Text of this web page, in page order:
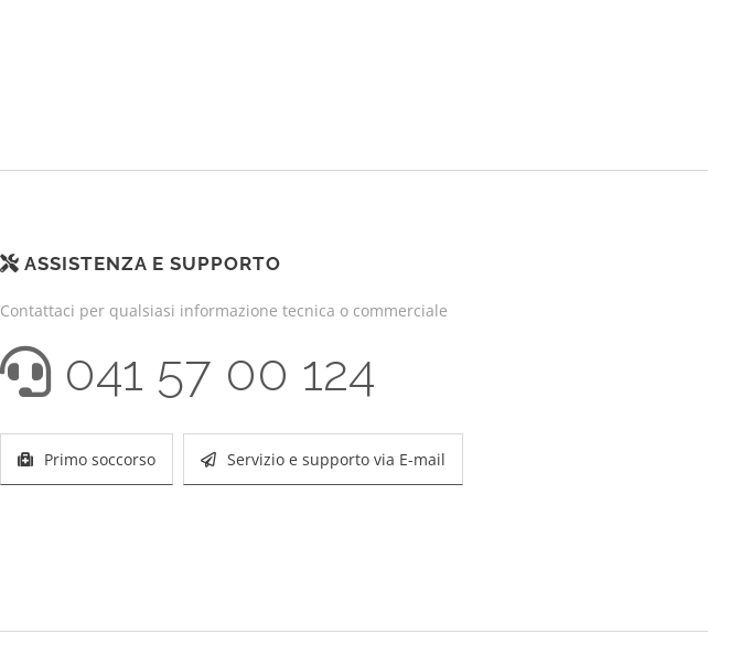
ASSISTENZA E SUPPORTO
Contattaci per qualsiasi informazione tecnica o commerciale
041 57 00 124
Primo soccorso Servizio e supporto via E-mail